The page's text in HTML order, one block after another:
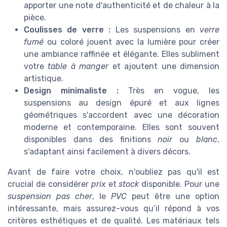
apporter une note d'authenticité et de chaleur à la
pièce.
Coulisses de verre : Les suspensions en verre
fumé ou coloré jouent avec la lumière pour créer
une ambiance raffinée et élégante. Elles subliment
votre table à mangeret ajoutent une dimension
artistique.
Design minimaliste : Très en vogue, les
suspensions au design épuré et aux lignes
géométriques s'accordent avec une décoration
moderne et contemporaine. Elles sont souvent
disponibles dans des finitionsnoiroublanc,
s'adaptant ainsi facilement à divers décors.
Avant de faire votre choix, n'oubliez pas qu'il est
crucial de considérer prixetstockdisponible. Pour une
suspension pas cher, le PVC peut être une option
intéressante, mais assurez-vous qu’il répond à vos
critères esthétiques et de qualité. Les matériaux tels